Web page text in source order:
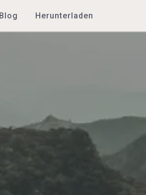
Blog Herunterladen